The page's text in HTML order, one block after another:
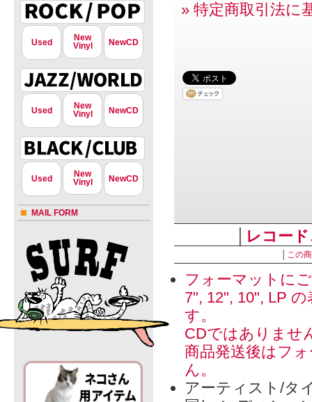
Used
New
Vinyl
NewCD
Used
New
Vinyl
NewCD
Used
New
Vinyl
NewCD
MAIL FORM
» 特定商取引法に
レコー
この
フォーマットに
7", 12", 10", LP
す。
CDではありませ
商品発送後はフ
ん。
アーティスト/タ